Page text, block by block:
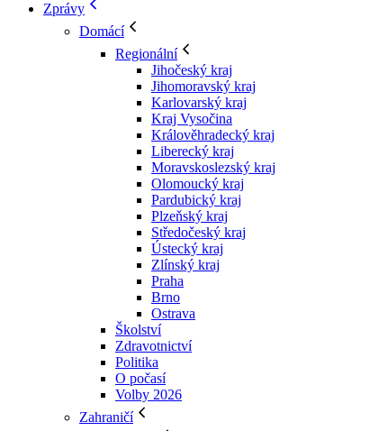
Zprávy
Domácí
Regionální
Jihočeský kraj
Jihomoravský kraj
Karlovarský kraj
Kraj Vysočina
Králověhradecký kraj
Liberecký kraj
Moravskoslezský kraj
Olomoucký kraj
Pardubický kraj
Plzeňský kraj
Středočeský kraj
Ústecký kraj
Zlínský kraj
Praha
Brno
Ostrava
Školství
Zdravotnictví
Politika
O počasí
Volby 2026
Zahraničí